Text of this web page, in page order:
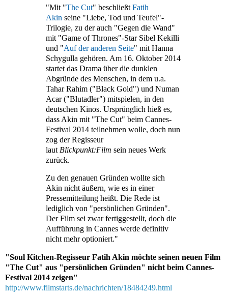
"Mit "The Cut" beschließt Fatih
Akin seine "Liebe, Tod und Teufel"-
Trilogie, zu der auch "Gegen die Wand"
mit "Game of Thrones"-Star Sibel Kekilli
und "Auf der anderen Seite" mit Hanna
Schygulla gehören. Am 16. Oktober 2014
startet das Drama über die dunklen
Abgründe des Menschen, in dem u.a.
Tahar Rahim ("Black Gold") und Numan
Acar ("Blutadler") mitspielen, in den
deutschen Kinos. Ursprünglich hieß es,
dass Akin mit "The Cut" beim Cannes-
Festival 2014 teilnehmen wolle, doch nun
zog der Regisseur
laut Blickpunkt:Film sein neues Werk
zurück.
Zu den genauen Gründen wollte sich
Akin nicht äußern, wie es in einer
Pressemitteilung heißt. Die Rede ist
lediglich von "persönlichen Gründen".
Der Film sei zwar fertiggestellt, doch die
Aufführung in Cannes werde definitiv
nicht mehr optioniert."
"Soul Kitchen-Regisseur Fatih Akin möchte seinen neuen Film
"The Cut" aus "persönlichen Gründen" nicht beim Cannes-
Festival 2014 zeigen"
http://www.filmstarts.de/nachrichten/18484249.html